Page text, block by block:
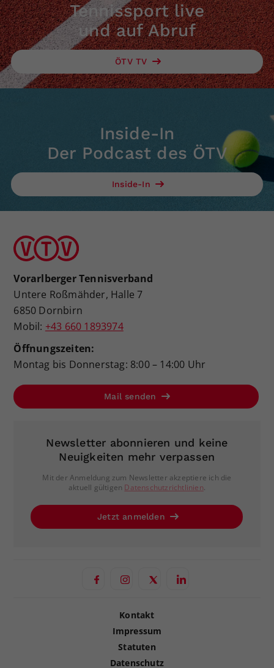
Tennissport live
und auf Abruf
ÖTV TV
Inside-In
Der Podcast des ÖTV
Inside-In
Vorarlberger Tennisverband
Untere Roßmähder, Halle 7
6850 Dornbirn
Mobil: +43 660 1893974
Öffnungszeiten:
Montag bis Donnerstag: 8:00 – 14:00 Uhr
Mail senden
Newsletter abonnieren und keine
Neuigkeiten mehr verpassen
Mit der Anmeldung zum Newsletter akzeptiere ich die
aktuell gültigen Datenschutzrichtlinien.
Jetzt anmelden
Kontakt
Impressum
Statuten
Datenschutz